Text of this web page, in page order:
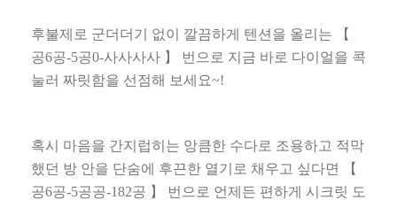
후불제로 군더더기 없이 깔끔하게 텐션을 올리는
【
공6공-5공0-사사사사 】
번으로 지금 바로 다이얼을 콕
눌러 짜릿함을 선점해 보세요~!
혹시 마음을 간지럽히는 앙큼한 수다로 조용하고 적막
했던 방 안을 단숨에 후끈한 열기로 채우고 싶다면
【
공6공-5공공-182공 】
번으로 언제든 편하게 시크릿 도